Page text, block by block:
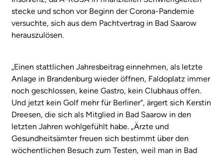
stecke und schon vor Beginn der Corona-Pandemie
versuchte, sich aus dem Pachtvertrag in Bad Saarow
herauszulösen.
„Einen stattlichen Jahresbeitrag einnehmen, als letzte
Anlage in Brandenburg wieder öffnen, Faldoplatz immer
noch geschlossen, keine Gastro, kein Clubhaus offen.
Und jetzt kein Golf mehr für Berliner“, ärgert sich Kerstin
Dreesen, die sich als Mitglied in Bad Saarow in den
letzten Jahren wohlgefühlt habe. „Ärzte und
Gesundheitsämter freuen sich bestimmt über den
wöchentlichen Besuch zum Testen, weil man in Bad